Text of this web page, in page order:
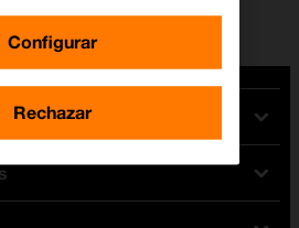
Configurar
Rechazar